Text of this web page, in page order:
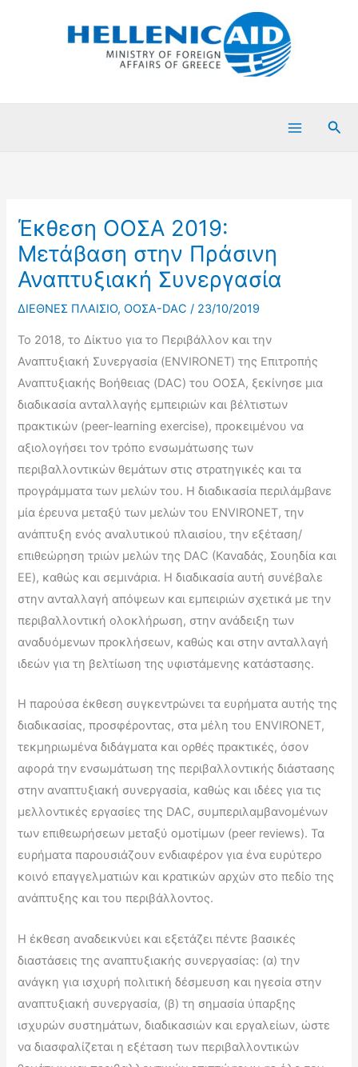
Έκθεση ΟΟΣΑ 2019:
Μετάβαση στην Πράσινη
Αναπτυξιακή Συνεργασία
ΔΙΕΘΝΕΣ ΠΛΑΙΣΙΟ,ΟΟΣΑ-DAC / 23/10/2019
Το 2018, το Δίκτυο για το Περιβάλλον και την
Αναπτυξιακή Συνεργασία (ENVIRONET) της Επιτροπής
Αναπτυξιακής Βοήθειας (DAC) του ΟΟΣΑ, ξεκίνησε μια
διαδικασία ανταλλαγής εμπειριών και βέλτιστων
πρακτικών (peer-learning exercise), προκειμένου να
αξιολογήσει τον τρόπο ενσωμάτωσης των
περιβαλλοντικών θεμάτων στις στρατηγικές και τα
προγράμματα των μελών του. Η διαδικασία περιλάμβανε
μία έρευνα μεταξύ των μελών του ENVIRONET, την
ανάπτυξη ενός αναλυτικού πλαισίου, την εξέταση/
επιθεώρηση τριών μελών της DAC (Καναδάς, Σουηδία και
ΕΕ), καθώς και σεμινάρια. Η διαδικασία αυτή συνέβαλε
στην ανταλλαγή απόψεων και εμπειριών σχετικά με την
περιβαλλοντική ολοκλήρωση, στην ανάδειξη των
αναδυόμενων προκλήσεων, καθώς και στην ανταλλαγή
ιδεών για τη βελτίωση της υφιστάμενης κατάστασης.
Η παρούσα έκθεση συγκεντρώνει τα ευρήματα αυτής της
διαδικασίας, προσφέροντας, στα μέλη του ENVIRONET,
τεκμηριωμένα διδάγματα και ορθές πρακτικές, όσον
αφορά την ενσωμάτωση της περιβαλλοντικής διάστασης
στην αναπτυξιακή συνεργασία, καθώς και ιδέες για τις
μελλοντικές εργασίες της DAC, συμπεριλαμβανομένων
των επιθεωρήσεων μεταξύ ομοτίμων (peer reviews). Τα
ευρήματα παρουσιάζουν ενδιαφέρον για ένα ευρύτερο
κοινό επαγγελματιών και κρατικών αρχών στο πεδίο της
ανάπτυξης και του περιβάλλοντος.
Η έκθεση αναδεικνύει και εξετάζει πέντε βασικές
διαστάσεις της αναπτυξιακής συνεργασίας: (α) την
ανάγκη για ισχυρή πολιτική δέσμευση και ηγεσία στην
αναπτυξιακή συνεργασία, (β) τη σημασία ύπαρξης
ισχυρών συστημάτων, διαδικασιών και εργαλείων, ώστε
να διασφαλίζεται η εξέταση των περιβαλλοντικών